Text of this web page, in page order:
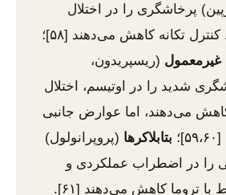
پرخاشگری را در اختلال
تکانه کاهش می‌دهند [۵۸]؛
غیرمعمول (ریسپریدون،
شدید را در اوتیسم، اختلال
می‌دهند، اما عوارض جانبی
بتابلاکرها (پروپرانولول)
را در اضطراب عملکردی و
تحریک‌پذیری مرتبط با تروما کاهش می‌دهند [۶۱].